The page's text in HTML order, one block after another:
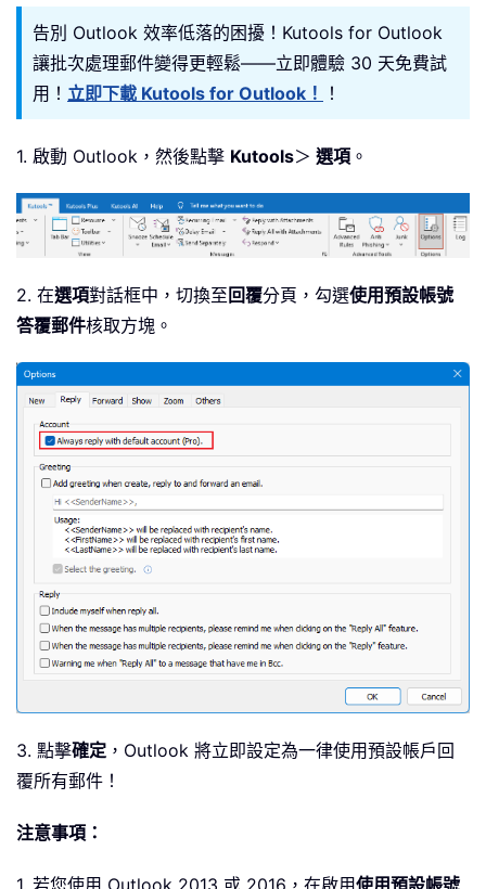
告別 Outlook 效率低落的困擾！Kutools for Outlook
讓批次處理郵件變得更輕鬆——立即體驗 30 天免費試
用！ 立即下載 Kutools for Outlook！ ！
1. 啟動 Outlook，然後點擊 Kutools＞ 選項 。
2. 在選項對話框中，切換至 回覆分頁，勾選使用預設帳號
答覆郵件核取方塊。
3. 點擊確定 ，Outlook 將立即設定為一律使用預設帳戶回
覆所有郵件！
注意事項：
1. 若您使用 Outlook 2013 或 2016，在啟用使用預設帳號